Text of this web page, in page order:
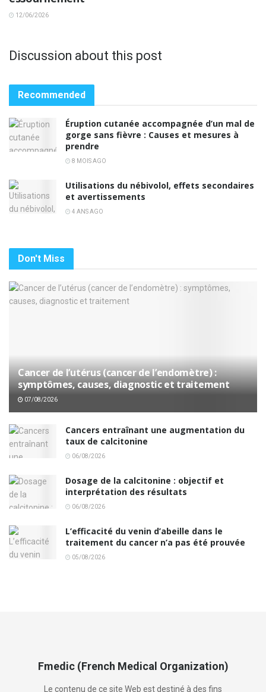
12/06/2026
Discussion about this post
Recommended
Éruption cutanée accompagnée d’un mal de
gorge sans fièvre : Causes et mesures à
prendre
8 MOIS AGO
Utilisations du nébivolol, effets secondaires
et avertissements
4 ANS AGO
Don't Miss
Cancer de l’utérus (cancer de l’endomètre) :
symptômes, causes, diagnostic et traitement
07/08/2026
Cancers entraînant une augmentation du
taux de calcitonine
06/08/2026
Dosage de la calcitonine : objectif et
interprétation des résultats
06/08/2026
L’efficacité du venin d’abeille dans le
traitement du cancer n’a pas été prouvée
05/08/2026
Fmedic (French Medical Organization)
Le contenu de ce site Web est destiné à des fins